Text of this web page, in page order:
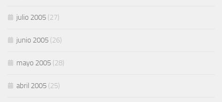
julio 2005 (27)
junio 2005 (26)
mayo 2005 (28)
abril 2005 (25)